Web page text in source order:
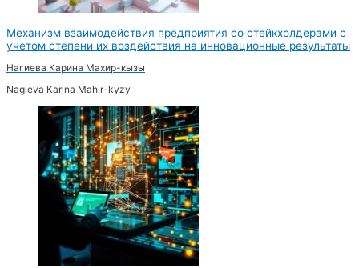
Механизм взаимодействия предприятия со стейкхолдерами с
учетом степени их воздействия на инновационные результаты
Нагиева Карина Махир-кызы
Nagieva Karina Mahir-kyzy